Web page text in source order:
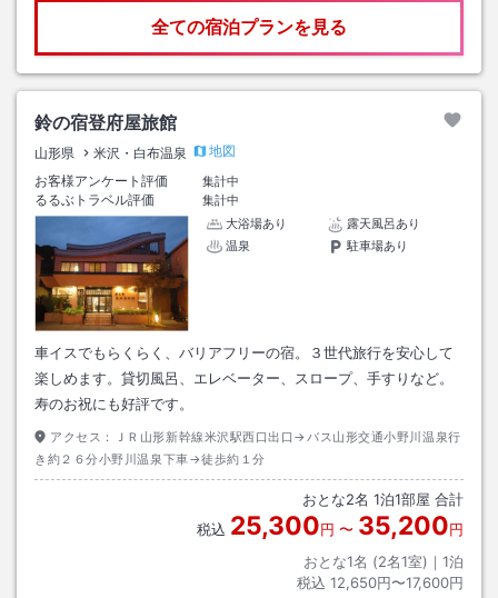
全ての宿泊プランを見る
鈴の宿登府屋旅館
山形県 米沢・白布温泉
地図
お客様アンケート評価
集計中
るるぶトラベル評価
集計中
大浴場あり
露天風呂あり
温泉
駐車場あり
車イスでもらくらく、バリアフリーの宿。３世代旅行を安心して
楽しめます。貸切風呂、エレベーター、スロープ、手すりなど。
寿のお祝にも好評です。
アクセス：
ＪＲ山形新幹線米沢駅西口出口→バス山形交通小野川温泉行
き約２６分小野川温泉下車→徒歩約１分
おとな2名 1泊1部屋 合計
税込 25,300円 〜 35,200円
おとな1名 (2名1室)｜ 1泊
税込 12,650円〜17,600円